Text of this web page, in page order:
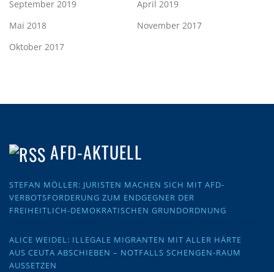
September 2019
April 2019
Mai 2018
November 2017
Oktober 2017
AFD-AKTUELL
STEFAN MÖLLER: JURISTEN MACHEN SICH MIT AFD-
VERBOTSFORDERUNG ZUM ENDGEGNER DER
FREIHEITLICH-DEMOKRATISCHEN GRUNDORDNUNG
ALICE WEIDEL: ILLEGALE MIGRANTEN MIT ALLER HÄRTE
AUS CEUTA ABSCHIEBEN – NOTFALLS SCHENGEN-RAUM
AUSSETZEN